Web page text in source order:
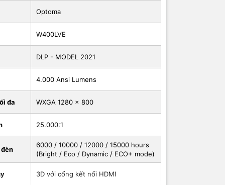
Optoma
W400LVE
DLP - MODEL 2021
4.000 Ansi Lumens
đa WXGA 1280 x 800
25.000:1
6000 / 10000 / 12000 / 15000 hours
(Bright / Eco / Dynamic / ECO+ mode)
3D với cổng kết nối HDMI
nào